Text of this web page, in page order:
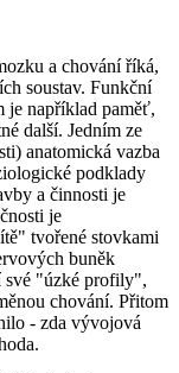
a chování říká,
soustav. Funkční
je například paměť,
další. Jedním ze
anatomická vazba
podklady
a činnosti je
je
tvořené stovkami
buněk
své "úzké profily",
chování. Přitom
- zda vývojová